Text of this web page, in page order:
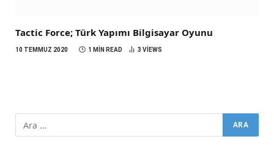
Tactic Force; Türk Yapımı Bilgisayar Oyunu
10 TEMMUZ 2020 1 MIN READ 3 VIEWS